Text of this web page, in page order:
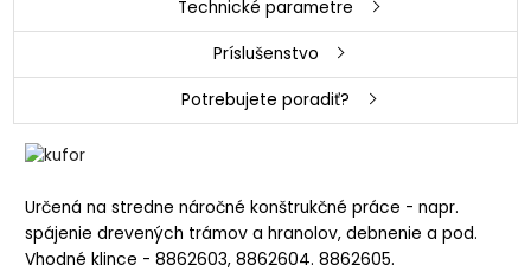
Technické parametre
Príslušenstvo
Potrebujete poradiť?
Určená na stredne náročné konštrukčné práce - napr.
spájenie drevených trámov a hranolov, debnenie a pod.
Vhodné klince - 8862603, 8862604. 8862605.